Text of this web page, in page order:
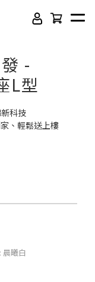
-
L型
科技
、輕鬆送上樓
: 晨曦白